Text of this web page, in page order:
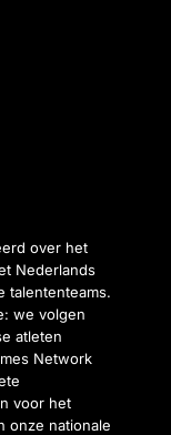
over het
Nederlands
talententeams.
we volgen
atleten
Network
voor het
onze nationale